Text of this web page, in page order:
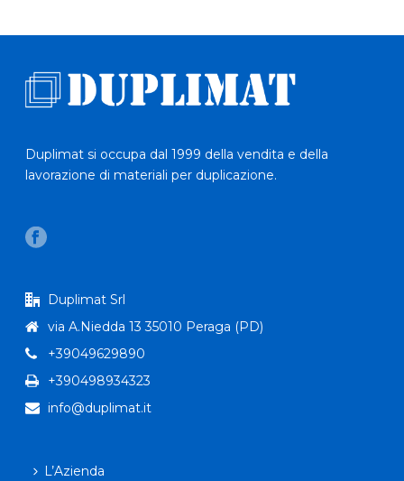
Duplimat si occupa dal 1999 della vendita e della
lavorazione di materiali per duplicazione.
Duplimat Srl
via A.Niedda 13 35010 Peraga (PD)
+39049629890
+390498934323
info@duplimat.it
L’Azienda